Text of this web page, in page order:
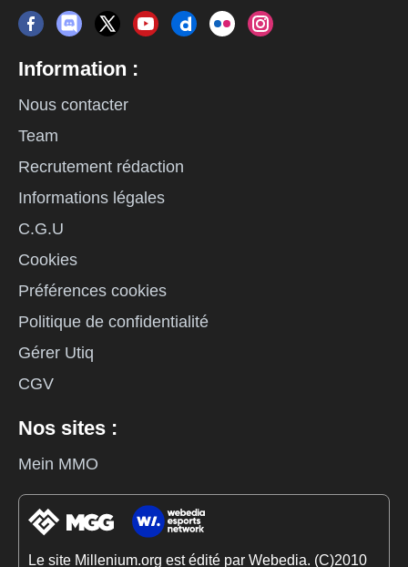
Information :
Nous contacter
Team
Recrutement rédaction
Informations légales
C.G.U
Cookies
Préférences cookies
Politique de confidentialité
Gérer Utiq
CGV
Nos sites :
Mein MMO
Le site Millenium.org est édité par Webedia. (C)2010